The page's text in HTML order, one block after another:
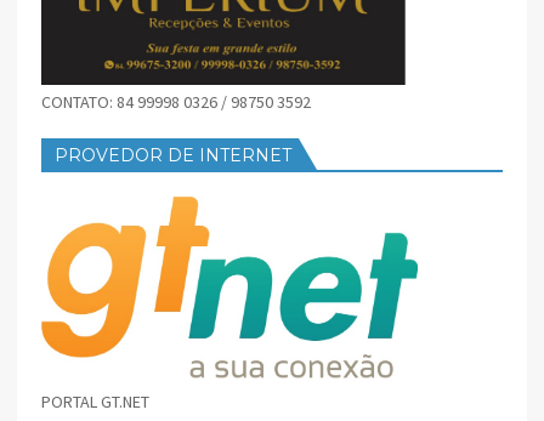
CONTATO: 84 99998 0326 / 98750 3592
PROVEDOR DE INTERNET
PORTAL GT.NET